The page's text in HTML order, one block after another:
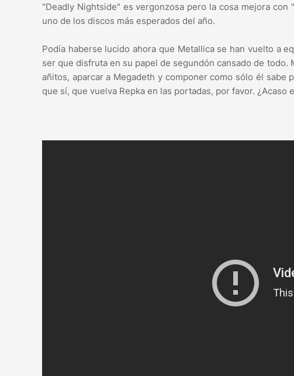
"Deadly Nightside" es vergonzosa pero la cosa mejora
uno de los discos más esperados del año.
Podía haberse lucido ahora que Metallica se han vuelto a
ser que disfruta en su papel de segundón cansado de
añitos, aparcar a Megadeth y componer como sólo él
que sí, que vuelva Repka en las portadas, por favor. ¿Acaso